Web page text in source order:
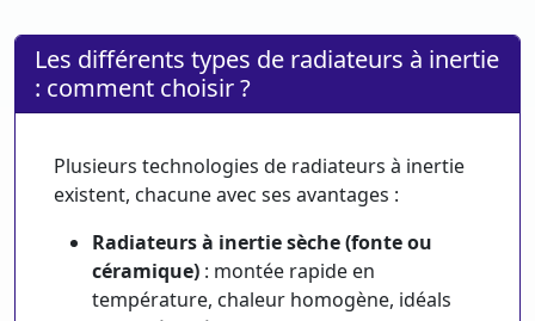
Les différents types de radiateurs à inertie
: comment choisir ?
Plusieurs technologies de radiateurs à inertie
existent, chacune avec ses avantages :
Radiateurs à inertie sèche (fonte ou
céramique) : montée rapide en
température, chaleur homogène, idéals